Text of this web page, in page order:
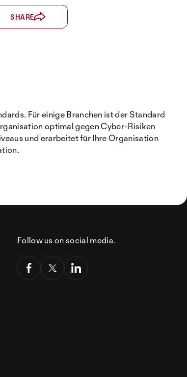
SHARE
Für einige Branchen ist der Standard
optimal gegen Cyber-Risiken
und erarbeitet für Ihre Organisation
Follow us on social media.